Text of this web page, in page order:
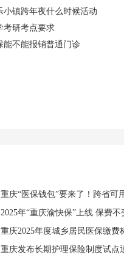
小镇跨年夜什么时候活动
考研考点要求
能不能报销普通门诊
重庆“医保钱包”要来了！跨省可